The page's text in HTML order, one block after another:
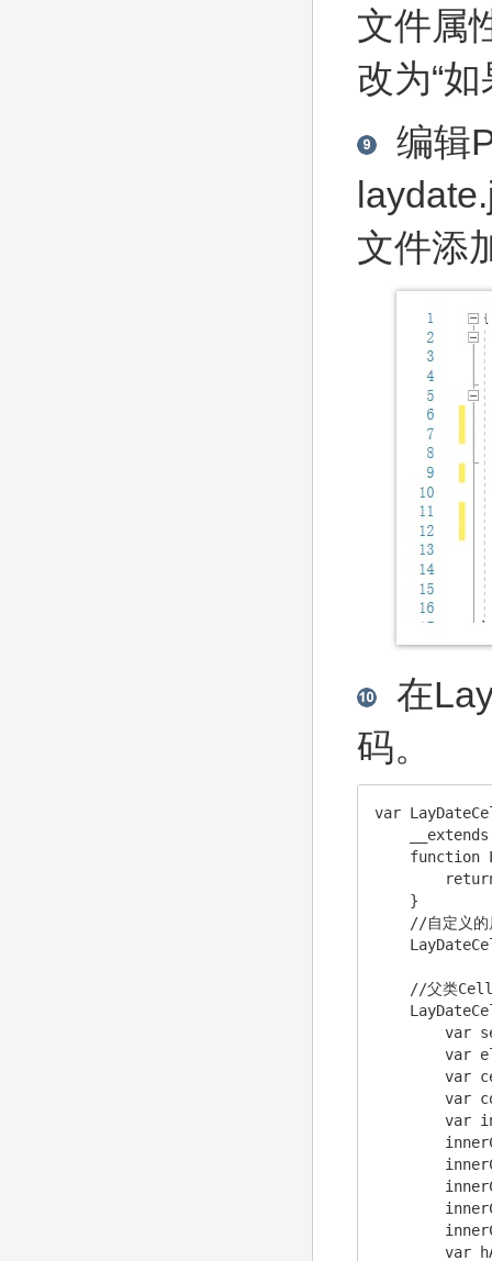
文件属
改为“
编辑
文件添
在
码。
var
function
    }
//自定义的
//父类
var
var
var
var
var
var